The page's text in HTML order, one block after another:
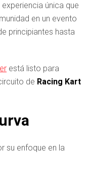
única que
en un evento
principiantes hasta
está listo para
de Racing Kart
su enfoque en la